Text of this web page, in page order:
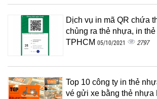
Dịch vụ in mã QR chứa
chủng ra thẻ nhựa, in
TPHCM 05/10/2021 2797
Top 10 công ty in thẻ
vé gửi xe bằng thẻ nhựa